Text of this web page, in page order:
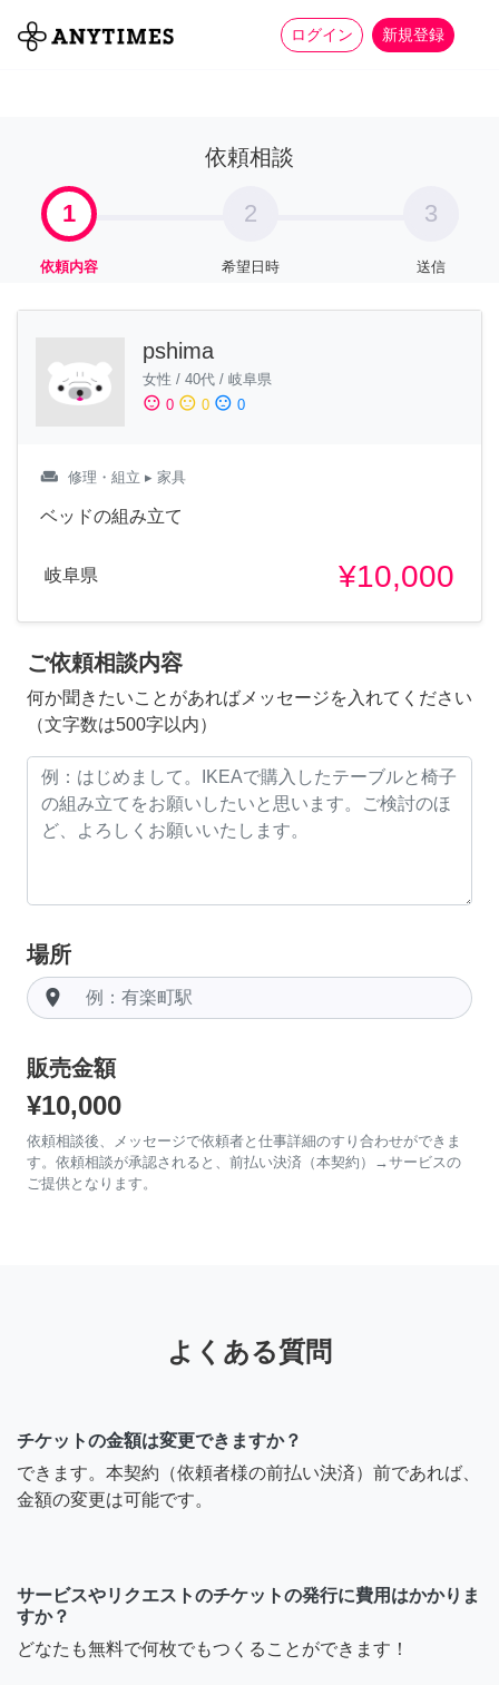
ログイン 新規登録
全て 家事 more_horiz
依頼相談
1
依頼内容
2
希望日時
3
送信
pshima
女性 / 40代 / 岐阜県
sentiment_satisfied 0 sentiment_neutral 0 sentiment_dissatisfied 0
weekend 修理・組立 ▸ 家具
ベッドの組み立て
岐阜県 ¥10,000
ご依頼相談内容
何か聞きたいことがあればメッセージを入れてください
（文字数は500字以内）
場所
room
販売金額
¥10,000
依頼相談後、メッセージで依頼者と仕事詳細のすり合わせができま
す。依頼相談が承認されると、前払い決済（本契約）→サービスの
ご提供となります。
よくある質問
チケットの金額は変更できますか？
できます。本契約（依頼者様の前払い決済）前であれば、
金額の変更は可能です。
サービスやリクエストのチケットの発行に費用はかかりま
すか？
どなたも無料で何枚でもつくることができます！